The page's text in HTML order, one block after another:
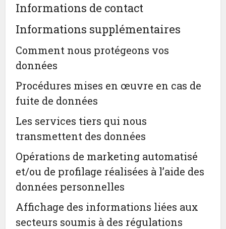
Informations de contact
Informations supplémentaires
Comment nous protégeons vos
données
Procédures mises en œuvre en cas de
fuite de données
Les services tiers qui nous
transmettent des données
Opérations de marketing automatisé
et/ou de profilage réalisées à l’aide des
données personnelles
Affichage des informations liées aux
secteurs soumis à des régulations